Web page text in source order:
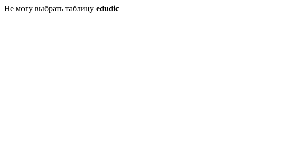
Не могу выбрать таблицу edudic